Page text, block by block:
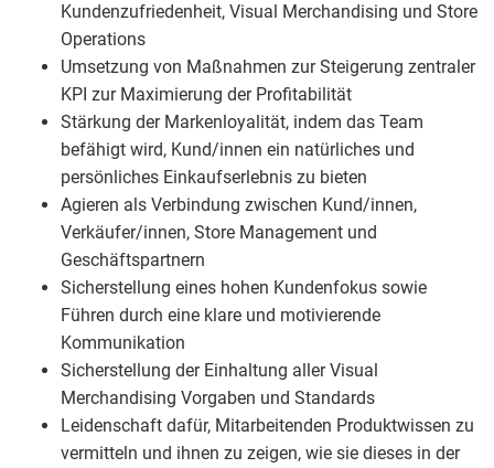
Kundenzufriedenheit, Visual Merchandising und Store
Operations
Umsetzung von Maßnahmen zur Steigerung zentraler
KPI zur Maximierung der Profitabilität
Stärkung der Markenloyalität, indem das Team
befähigt wird, Kund/innen ein natürliches und
persönliches Einkaufserlebnis zu bieten
Agieren als Verbindung zwischen Kund/innen,
Verkäufer/innen, Store Management und
Geschäftspartnern
Sicherstellung eines hohen Kundenfokus sowie
Führen durch eine klare und motivierende
Kommunikation
Sicherstellung der Einhaltung aller Visual
Merchandising Vorgaben und Standards
Leidenschaft dafür, Mitarbeitenden Produktwissen zu
vermitteln und ihnen zu zeigen, wie sie dieses in der